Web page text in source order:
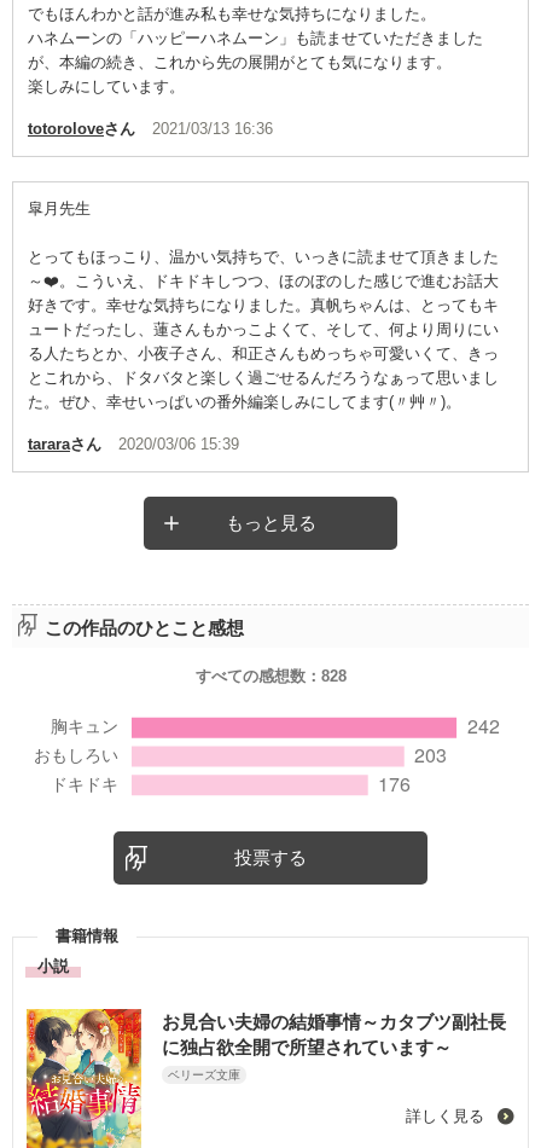
でもほんわかと話が進み私も幸せな気持ちになりました。
ハネムーンの「ハッピーハネムーン」も読ませていただきました
が、本編の続き、これから先の展開がとても気になります。
楽しみにしています。
totoroloveさん 2021/03/13 16:36
皐月先生
とってもほっこり、温かい気持ちで、いっきに読ませて頂きました
～❤️。こういえ、ドキドキしつつ、ほのぼのした感じで進むお話大
好きです。幸せな気持ちになりました。真帆ちゃんは、とってもキ
ュートだったし、蓮さんもかっこよくて、そして、何より周りにい
る人たちとか、小夜子さん、和正さんもめっちゃ可愛いくて、きっ
とこれから、ドタバタと楽しく過ごせるんだろうなぁって思いまし
た。ぜひ、幸せいっぱいの番外編楽しみにしてます(〃艸〃)。
tararaさん 2020/03/06 15:39
もっと見る
この作品のひとこと感想
すべての感想数： 828
投票する
書籍情報
小説
お見合い夫婦の結婚事情～カタブツ副社長
に独占欲全開で所望されています～
ベリーズ文庫
詳しく見る